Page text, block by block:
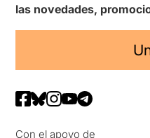
las novedades,
Con el apoyo de